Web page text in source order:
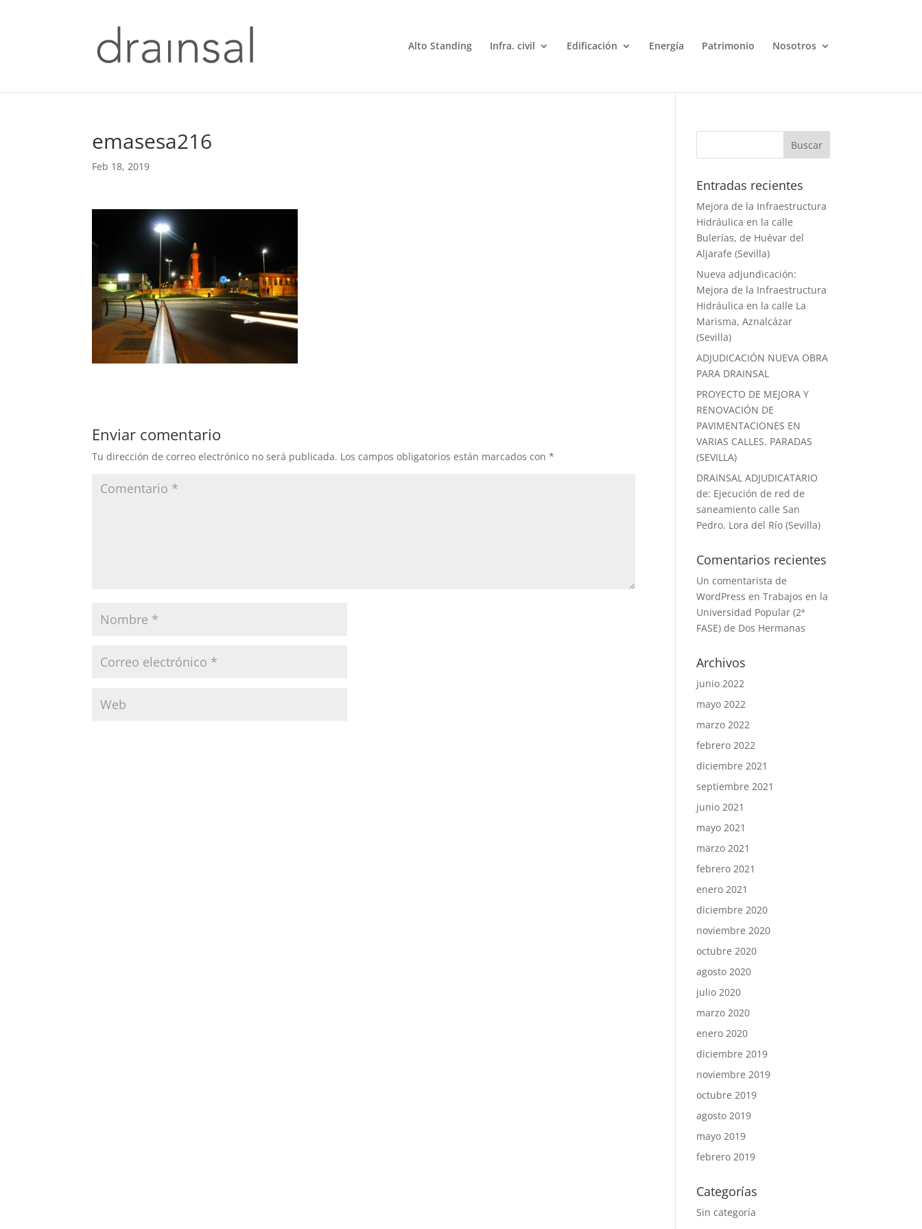
Alto Standing Infra. civil Edificación Energía Patrimonio Nosotros
emasesa216
Feb 18, 2019
Enviar comentario
Tu dirección de correo electrónico no será publicada. Los campos obligatorios están marcados con*
Entradas recientes
Mejora de la Infraestructura
Hidráulica en la calle
Bulerías, de Huévar del
Aljarafe (Sevilla)
Nueva adjundicación:
Mejora de la Infraestructura
Hidráulica en la calle La
Marisma, Aznalcázar
(Sevilla)
ADJUDICACIÓN NUEVA OBRA
PARA DRAINSAL
PROYECTO DE MEJORA Y
RENOVACIÓN DE
PAVIMENTACIONES EN
VARIAS CALLES. PARADAS
(SEVILLA)
DRAINSAL ADJUDICATARIO
de: Ejecución de red de
saneamiento calle San
Pedro. Lora del Río (Sevilla)
Comentarios recientes
Un comentarista de
WordPress enTrabajos en la
Universidad Popular (2ª
FASE) de Dos Hermanas
Archivos
junio 2022
mayo 2022
marzo 2022
febrero 2022
diciembre 2021
septiembre 2021
junio 2021
mayo 2021
marzo 2021
febrero 2021
enero 2021
diciembre 2020
noviembre 2020
octubre 2020
agosto 2020
julio 2020
marzo 2020
enero 2020
diciembre 2019
noviembre 2019
octubre 2019
agosto 2019
mayo 2019
febrero 2019
Categorías
Sin categoría